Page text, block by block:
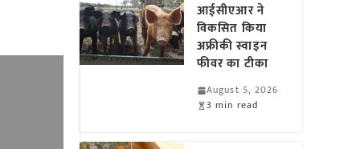
आईसीएआर ने
विकसित किया
अफ्रीकी स्वाइन
फीवर का टीका
August 5, 2026
3 min read